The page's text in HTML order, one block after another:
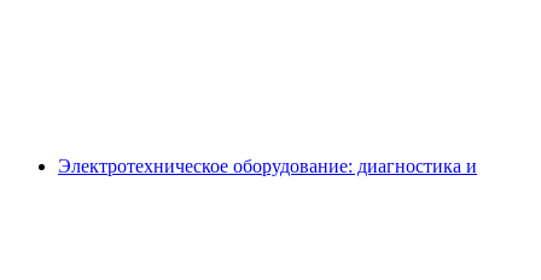
Электротехническое оборудование: диагностика и